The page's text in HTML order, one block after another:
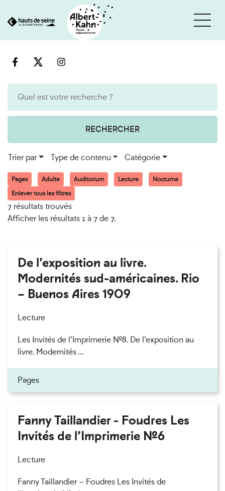
au
RECHERCHER
Trier par Type de contenu Catégorie
Pages Adulte Auditorium Lecture
Nocturne
Enlever tous les filtres
7 résultats trouvés
Afficher les résultats 1 à 7 de 7.
De l’exposition au livre.
Modernités sud-américaines. Rio
– Buenos Aires 1909
Lecture
Les Invités de l’Imprimerie n°8. De l’exposition au
livre. Modernités ...
Pages
Fanny Taillandier - Foudres Les
Invités de l’Imprimerie n°6
Lecture
Fanny Taillandier – Foudres Les Invités de
Cookies et traceurs utilisés sur ce site